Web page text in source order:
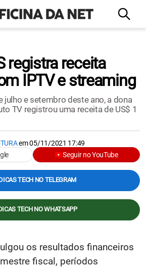
registra receita
IPTV e streaming
julho e setembro deste ano, a dona
TV registrou uma receita de US$ 1
em05/11/2021 17:49
Seguir no YouTube
TECH NO TELEGRAM
TECH NO WHATSAPP
os resultados financeiros
fiscal, períodos